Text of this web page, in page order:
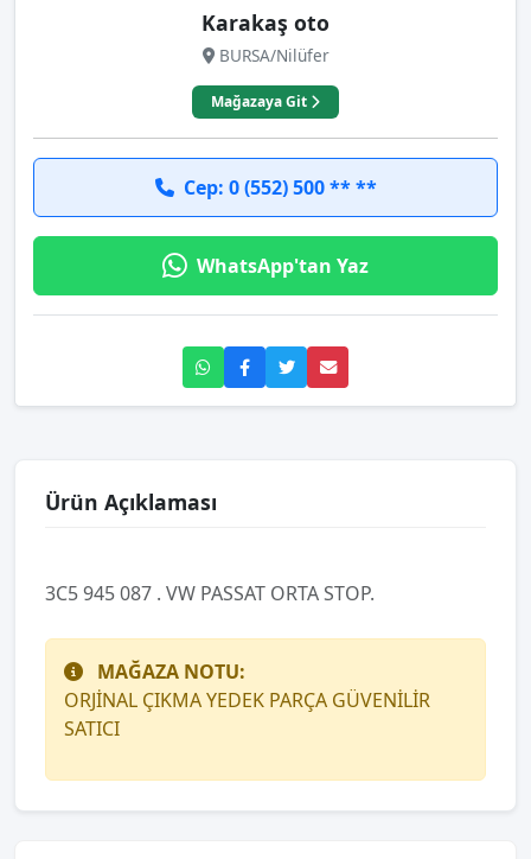
Karakaş oto
BURSA/Nilüfer
Mağazaya Git
Cep: 0 (552) 500 ** **
WhatsApp'tan Yaz
Ürün Açıklaması
3C5 945 087 . VW PASSAT ORTA STOP.
MAĞAZA NOTU:
ORJİNAL ÇIKMA YEDEK PARÇA GÜVENİLİR
SATICI